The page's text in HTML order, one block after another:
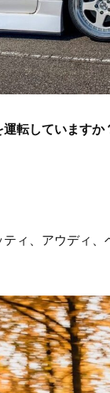
転していますか
ィ、アウディ